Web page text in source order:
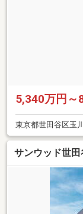
5,340万円～
東京都世田谷区玉
サンウッド世